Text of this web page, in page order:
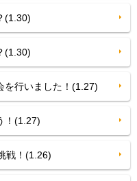
(1.30)
(1.30)
行いました！(1.27)
！(1.27)
！(1.26)